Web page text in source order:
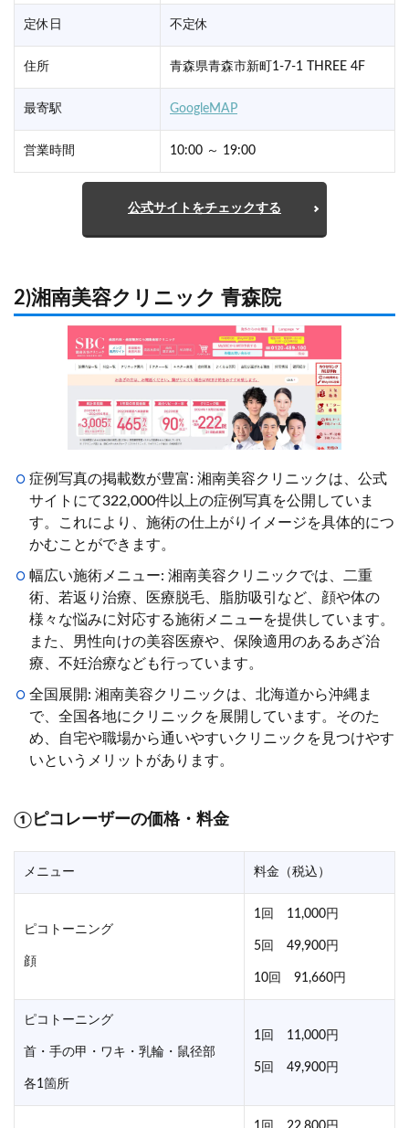
定休日 不定休
住所 青森県青森市新町1-7-1 THREE 4F
最寄駅 GoogleMAP
営業時間 10:00 ～ 19:00
公式サイトをチェックする
2)湘南美容クリニック 青森院
症例写真の掲載数が豊富: 湘南美容クリニックは、公式
サイトにて322,000件以上の症例写真を公開していま
す。これにより、施術の仕上がりイメージを具体的につ
かむことができます。
幅広い施術メニュー: 湘南美容クリニックでは、二重
術、若返り治療、医療脱毛、脂肪吸引など、顔や体の
様々な悩みに対応する施術メニューを提供しています。
また、男性向けの美容医療や、保険適用のあるあざ治
療、不妊治療なども行っています。
全国展開: 湘南美容クリニックは、北海道から沖縄ま
で、全国各地にクリニックを展開しています。そのた
め、自宅や職場から通いやすいクリニックを見つけやす
いというメリットがあります。
①ピコレーザーの価格・料金
メニュー 料金（税込）
ピコトーニング
顔
1回 11,000円
5回 49,900円
10回 91,660円
ピコトーニング
首・手の甲・ワキ・乳輪・鼠径部
各1箇所
1回 11,000円
5回 49,900円